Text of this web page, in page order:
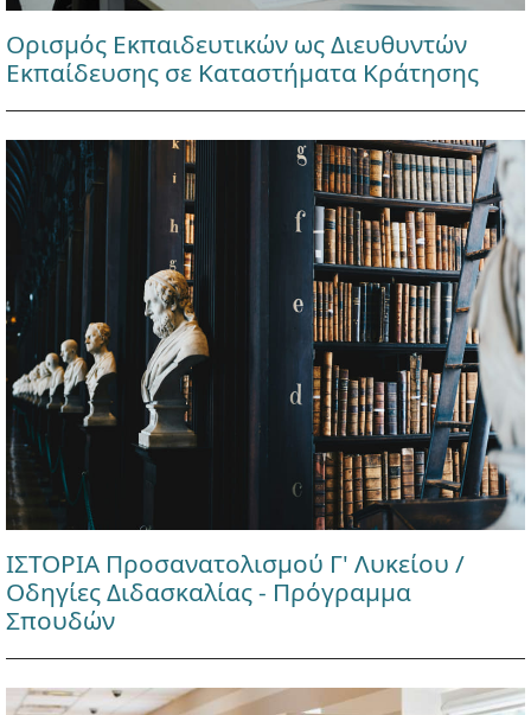
Ορισμός Εκπαιδευτικών ως Διευθυντών
Εκπαίδευσης σε Καταστήματα Κράτησης
ΙΣΤΟΡΙΑ Προσανατολισμού Γ' Λυκείου /
Οδηγίες Διδασκαλίας - Πρόγραμμα
Σπουδών